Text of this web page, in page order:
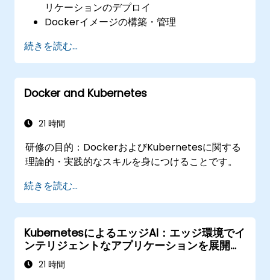
リケーションのデプロイ
Dockerイメージの構築・管理
Kubernetesを活用した分散型ウェブアプリ
ケーションの運用・管理
Kubernetesクラスタの安全性確保・拡張性
向上・監視設定
続きを読む...
Docker and Kubernetes
21 時間
研修の目的：DockerおよびKubernetesに関する
理論的・実践的なスキルを身につけることです。
続きを読む...
KubernetesによるエッジAI：エッジ環境でイ
ンテリジェントなアプリケーションを展開す
る 21 時間